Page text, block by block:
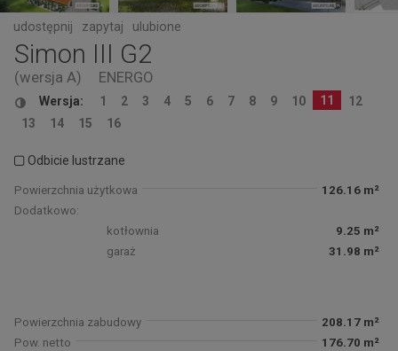
udostępnij zapytaj ulubione
Simon III G2
(wersja A) ENERGO
Wersja: 1 2 3 4 5 6 7 8 9 10 11
12
13
14 15 16
Odbicie lustrzane
Powierzchnia użytkowa
126.16 m²
Dodatkowo:
kotłownia
9.25 m²
garaż
31.98 m²
Powierzchnia zabudowy
208.17 m²
Pow. netto
176.70 m²